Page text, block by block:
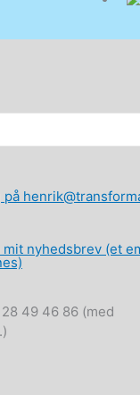
på
mit nyhedsbrev (et
49 46 86 (med